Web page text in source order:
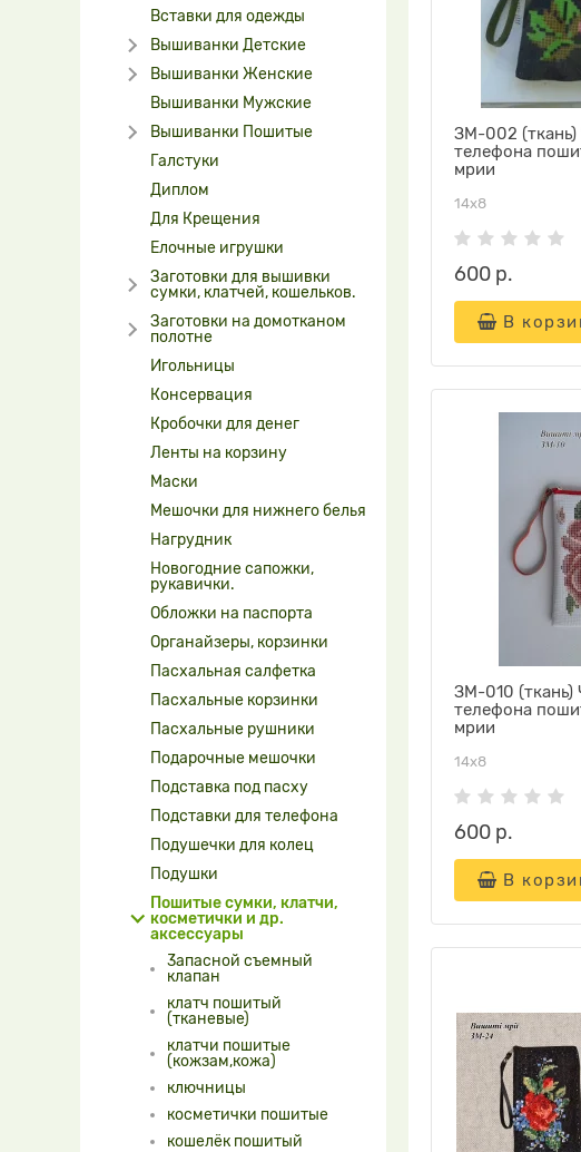
Вставки для одежды
Вышиванки Детские
Вышиванки Женские
Вышиванки Мужские
Вышиванки Пошитые
Галстуки
Диплом
Для Крещения
Елочные игрушки
Заготовки для вышивки
сумки, клатчей, кошельков.
Заготовки на домотканом
полотне
Игольницы
Консервация
Кробочки для денег
Ленты на корзину
Маски
Мешочки для нижнего белья
Нагрудник
Новогодние сапожки,
рукавички.
Обложки на паспорта
Органайзеры, корзинки
Пасхальная салфетка
Пасхальные корзинки
Пасхальные рушники
Подарочные мешочки
Подставка под пасху
Подставки для телефона
Подушечки для колец
Подушки
Пошитые сумки, клатчи,
косметички и др.
аксессуары
3апасной съемный
клапан
клатч пошитый
(тканевые)
клатчи пошитые
(кожзам,кожа)
ключницы
косметички пошитые
кошелёк пошитый
ЗМ-002 (ткань)
телефона
мрии
14х8
600 р.
В
ЗМ-010 (ткань)
телефона
мрии
14х8
600 р.
В